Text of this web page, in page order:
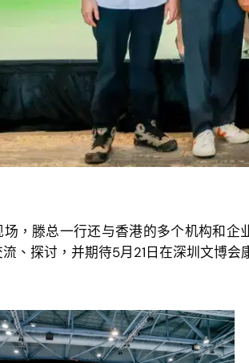
滕总一行还与香港的多个机构和企
、探讨，并期待5月21日在深圳文博